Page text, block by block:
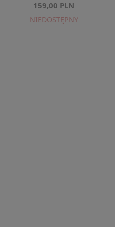
159,00 PLN
NIEDOSTĘPNY